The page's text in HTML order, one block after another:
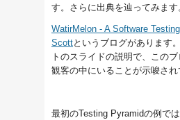
す。さらに出典を辿ってみます
WatirMelon - A Software
Scottというブログがあります
トのスライドの説明で、この
観客の中にいることが示唆され
最初のTesting Pyramidの例で